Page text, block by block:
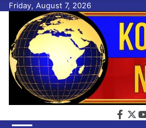
Skip
content
Friday, August 7, 2026